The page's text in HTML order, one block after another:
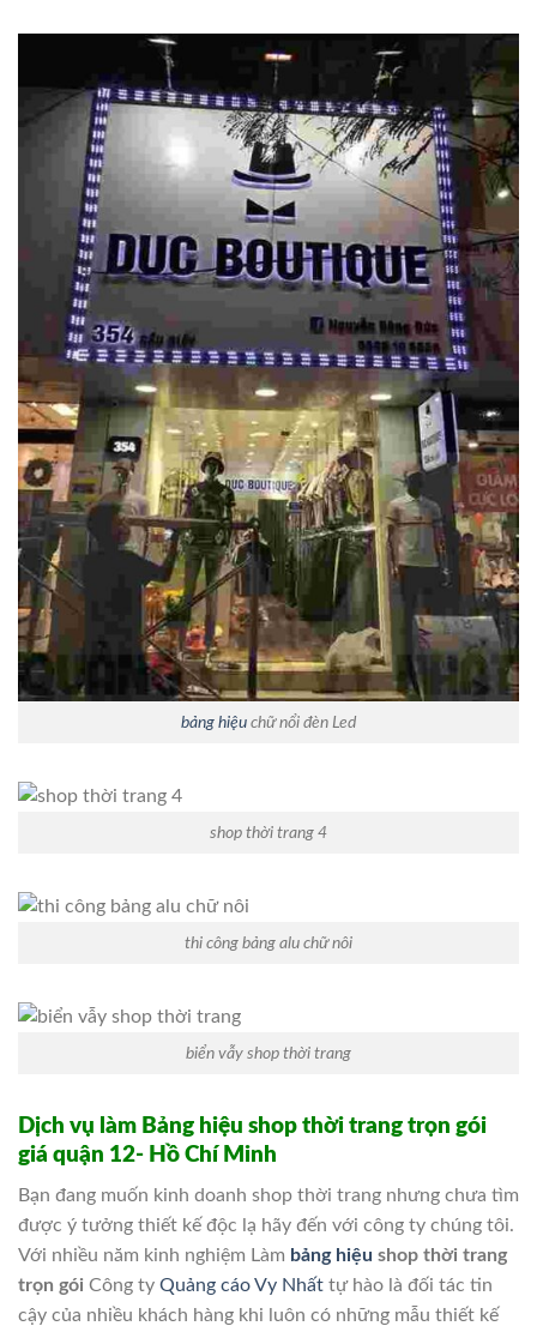
bảng hiệu chữ nổi đèn Led
shop thời trang 4
thi công bảng alu chữ nôi
biển vẫy shop thời trang
Dịch vụ làm Bảng hiệu shop thời trang trọn gói
giá quận 12- Hồ Chí Minh
Bạn đang muốn kinh doanh shop thời trang nhưng chưa tìm
được ý tưởng thiết kế độc lạ hãy đến với công ty chúng tôi.
Với nhiều năm kinh nghiệm Làm bảng hiệu shop thời trang
trọn gói Công ty Quảng cáo Vy Nhất tự hào là đối tác tin
cậy của nhiều khách hàng khi luôn có những mẫu thiết kế